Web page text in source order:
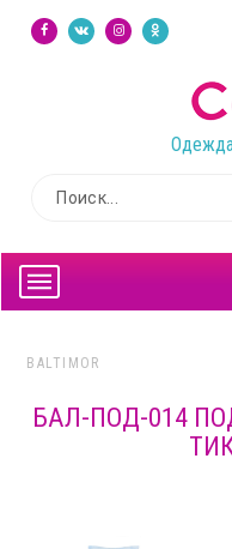
Одежда
BALTIMOR
БАЛ-ПОД-014